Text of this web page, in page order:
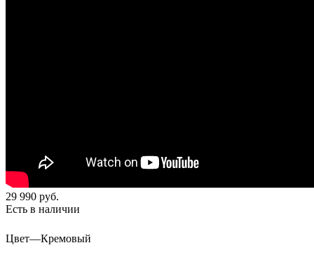
29 990 руб.
Есть в наличии
Цвет—Кремовый